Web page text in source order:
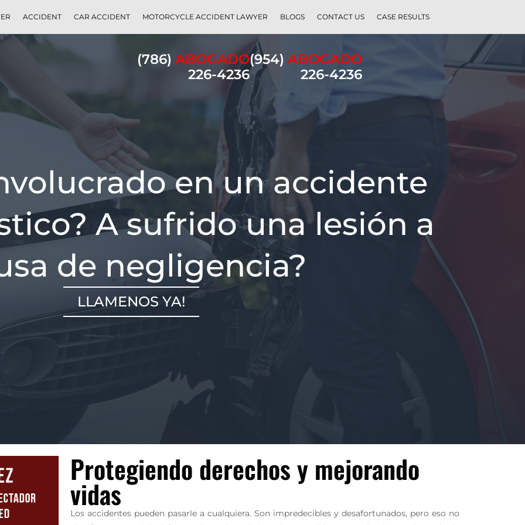
(786) ABOGADO
226-4236
(954) ABOGADO
226-4236
ACCIDENT CAR ACCIDENT MOTORCYCLE ACCIDENT LAWYER BLOGS CONTACT US CASE RESULTS
en un accidente
A sufrido una lesión a
de negligencia?
LLAMENOS YA!
Protegiendo derechos y mejorando
vidas
Los accidentes pueden pasarle a cualquiera. Son impredecibles y desafortunados, pero eso no